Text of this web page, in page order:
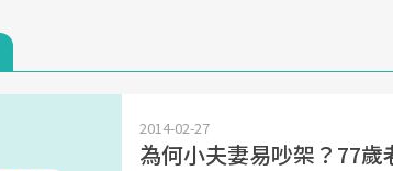
2014-02-27
為何小夫妻易吵架？77